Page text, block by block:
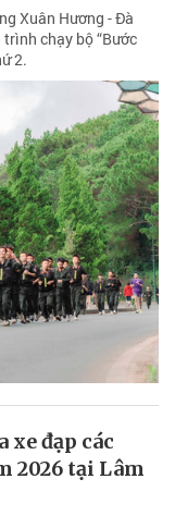
Xuân Hương - Đà
chạy bộ “Bước
2.
xe đạp các
2026 tại Lâm